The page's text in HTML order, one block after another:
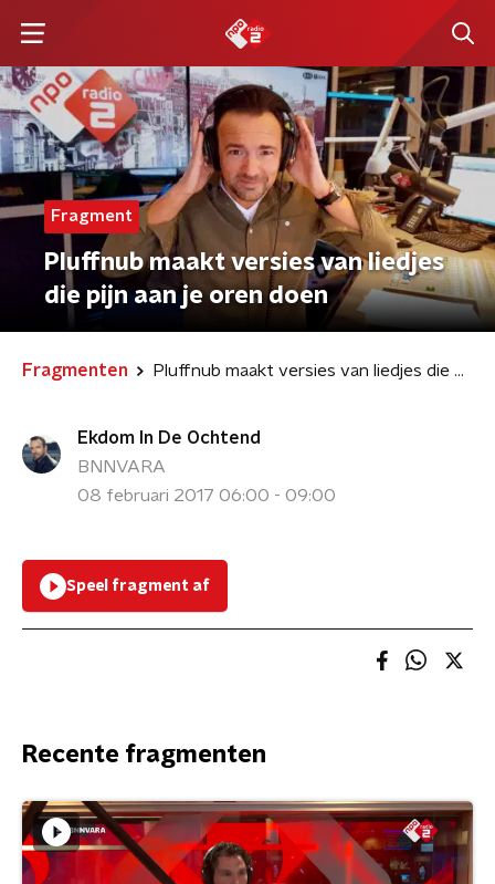
Fragment
Pluffnub maakt versies van liedjes
die pijn aan je oren doen
Fragmenten Pluffnub maakt versies van liedjes die pijn aan je oren doen
Ekdom In De Ochtend
BNNVARA
08 februari 2017 06:00 - 09:00
Speel fragment af
Recente fragmenten